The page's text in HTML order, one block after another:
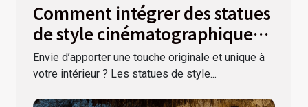
Comment intégrer des statues
de style cinématographique
dans votre déco ?
Envie d’apporter une touche originale et unique à
votre intérieur ? Les statues de style...